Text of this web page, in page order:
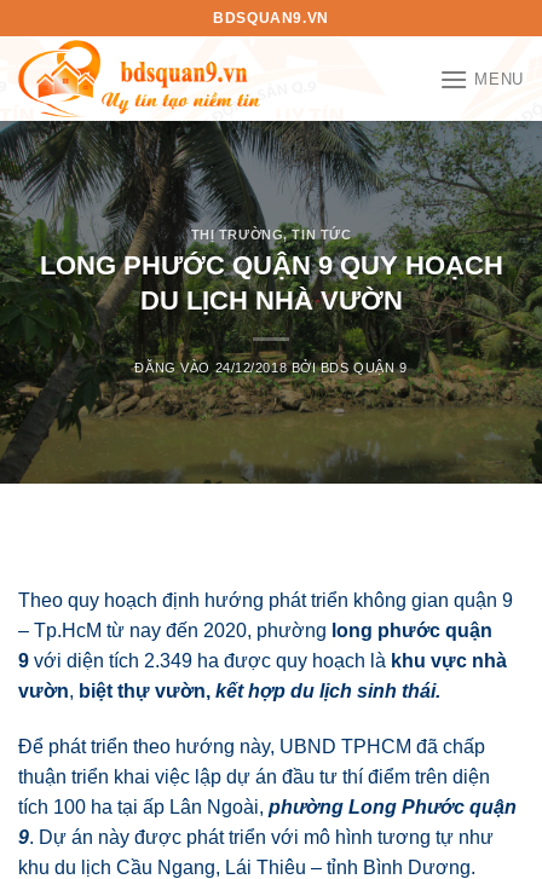
nội
dung
BDSQUAN9.VN
MENU
THỊ TRƯỜNG,TIN TỨC
LONG PHƯỚC QUẬN 9 QUY HOẠCH
DU LỊCH NHÀ VƯỜN
ĐĂNG VÀO24/12/2018 BỞIBDS QUẬN 9
Theo quy hoạch định hướng phát triển không gian quận 9
– Tp.HcM từ nay đến 2020, phường long phước quận
9 với diện tích 2.349 ha được quy hoạch là khu vực nhà
vườn, biệt thự vườn, kết hợp du lịch sinh thái.
Để phát triển theo hướng này, UBND TPHCM đã chấp
thuận triển khai việc lập dự án đầu tư thí điểm trên diện
tích 100 ha tại ấp Lân Ngoài, phường Long Phước quận
9. Dự án này được phát triển với mô hình tương tự như
khu du lịch Cầu Ngang, Lái Thiêu – tỉnh Bình Dương.